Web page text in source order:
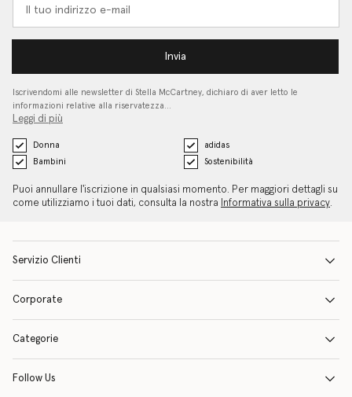
Invia
Iscrivendomi alle newsletter di Stella McCartney, dichiaro di aver letto le
informazioni relative alla riservatezza…
Leggi di più
Donna
adidas
Bambini
Sostenibilità
Puoi annullare l'iscrizione in qualsiasi momento. Per maggiori dettagli su
come utilizziamo i tuoi dati, consulta la nostra
Informativa sulla privacy.
Servizio Clienti
Corporate
Categorie
Follow Us